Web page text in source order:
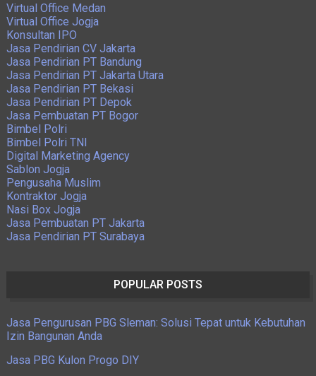
Virtual Office Medan
Virtual Office Jogja
Konsultan IPO
Jasa Pendirian CV Jakarta
Jasa Pendirian PT Bandung
Jasa Pendirian PT Jakarta Utara
Jasa Pendirian PT Bekasi
Jasa Pendirian PT Depok
Jasa Pembuatan PT Bogor
Bimbel Polri
Bimbel Polri TNI
Digital Marketing Agency
Sablon Jogja
Pengusaha Muslim
Kontraktor Jogja
Nasi Box Jogja
Jasa Pembuatan PT Jakarta
Jasa Pendirian PT Surabaya
POPULAR POSTS
Jasa Pengurusan PBG Sleman: Solusi Tepat untuk Kebutuhan
Izin Bangunan Anda
Jasa PBG Kulon Progo DIY